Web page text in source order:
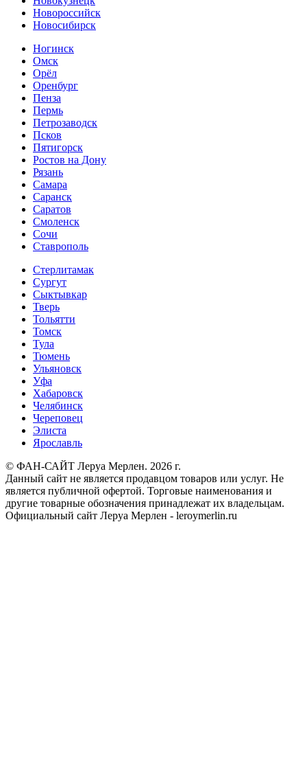
Новороссийск
Новосибирск
Ногинск
Омск
Орёл
Оренбург
Пенза
Пермь
Петрозаводск
Псков
Пятигорск
Ростов на Дону
Рязань
Самара
Саранск
Саратов
Смоленск
Сочи
Ставрополь
Стерлитамак
Сургут
Сыктывкар
Тверь
Тольятти
Томск
Тула
Тюмень
Ульяновск
Уфа
Хабаровск
Челябинск
Череповец
Элиста
Ярославль
© ФАН-САЙТ Леруа Мерлен. 2026 г.
Данный сайт не является продавцом товаров или услуг. Не
является публичной офертой. Торговые наименования и
другие товарные обозначения принадлежат их владельцам.
Официальный сайт Леруа Мерлен - leroymerlin.ru